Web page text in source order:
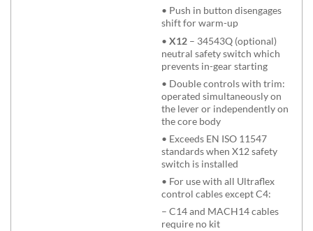
• Push in button disengages
shift for warm-up
•X12 – 34543Q (optional)
neutral safety switch which
prevents in-gear starting
• Double controls with trim:
operated simultaneously on
the lever or independently on
the core body
• Exceeds EN ISO 11547
standards when X12 safety
switch is installed
• For use with all Ultraflex
control cables except C4:
– C14 and MACH14 cables
require no kit